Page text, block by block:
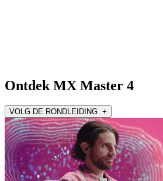
Ontdek MX Master 4
VOLG DE RONDLEIDING +